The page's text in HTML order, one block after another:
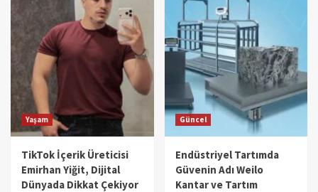
Yaşam
TikTok İçerik Üreticisi
Emirhan Yiğit, Dijital
Dünyada Dikkat Çekiyor
Güncel
Endüstriyel Tartımda
Güvenin Adı Weilo
Kantar ve Tartım